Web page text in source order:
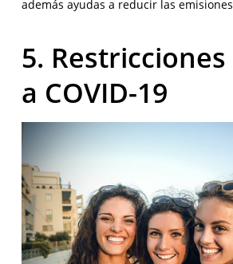
además ayudas a reducir las
5.
a COVID-19